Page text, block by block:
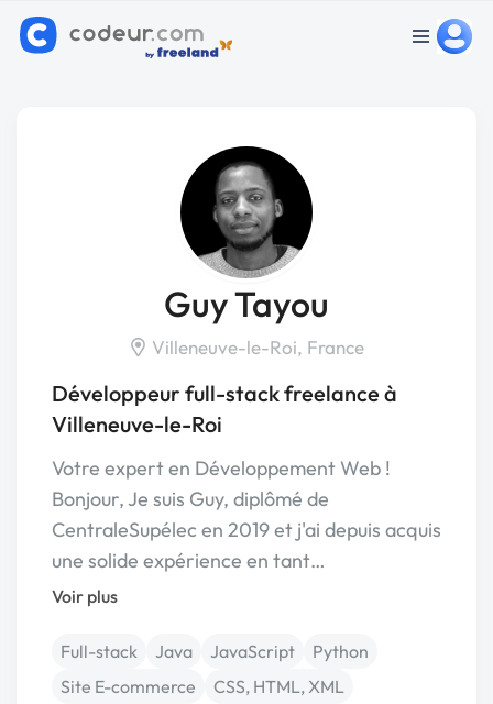
Guy Tayou
Villeneuve-le-Roi, France
Développeur full-stack freelance à
Villeneuve-le-Roi
Votre expert en Développement Web !
Bonjour, Je suis Guy, diplômé de
CentraleSupélec en 2019 et j'ai depuis acquis
une solide expérience en tant…
Voir plus
Full-stack Java JavaScript
Python
Site E-commerce
CSS, HTML, XML